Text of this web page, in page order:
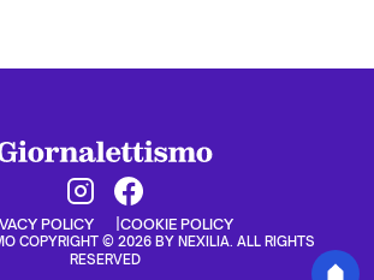
POLICY COOKIE POLICY
COPYRIGHT © 2026 BY NEXILIA. ALL RIGHTS
RESERVED